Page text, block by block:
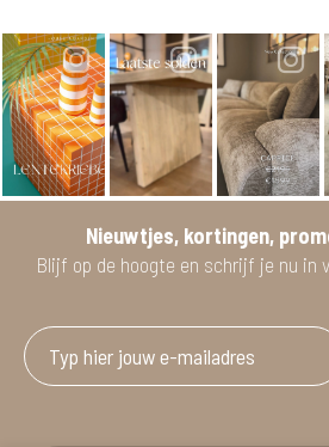
Nieuwtjes, kortingen,
Blijf op de hoogte en schrijf je nu in